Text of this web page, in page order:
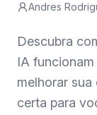
Andres
Descubra
IA
melhorar
certa para